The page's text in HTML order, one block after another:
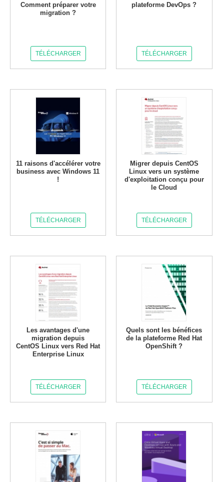
Comment préparer votre
migration ?
TÉLÉCHARGER
plateforme DevOps ?
TÉLÉCHARGER
11 raisons d'accélérer votre
business avec Windows 11
!
TÉLÉCHARGER
Migrer depuis CentOS
Linux vers un système
d'exploitation conçu pour
le Cloud
TÉLÉCHARGER
Les avantages d'une
migration depuis
CentOS Linux vers Red Hat
Enterprise Linux
TÉLÉCHARGER
Quels sont les bénéfices
de la plateforme Red Hat
OpenShift ?
TÉLÉCHARGER